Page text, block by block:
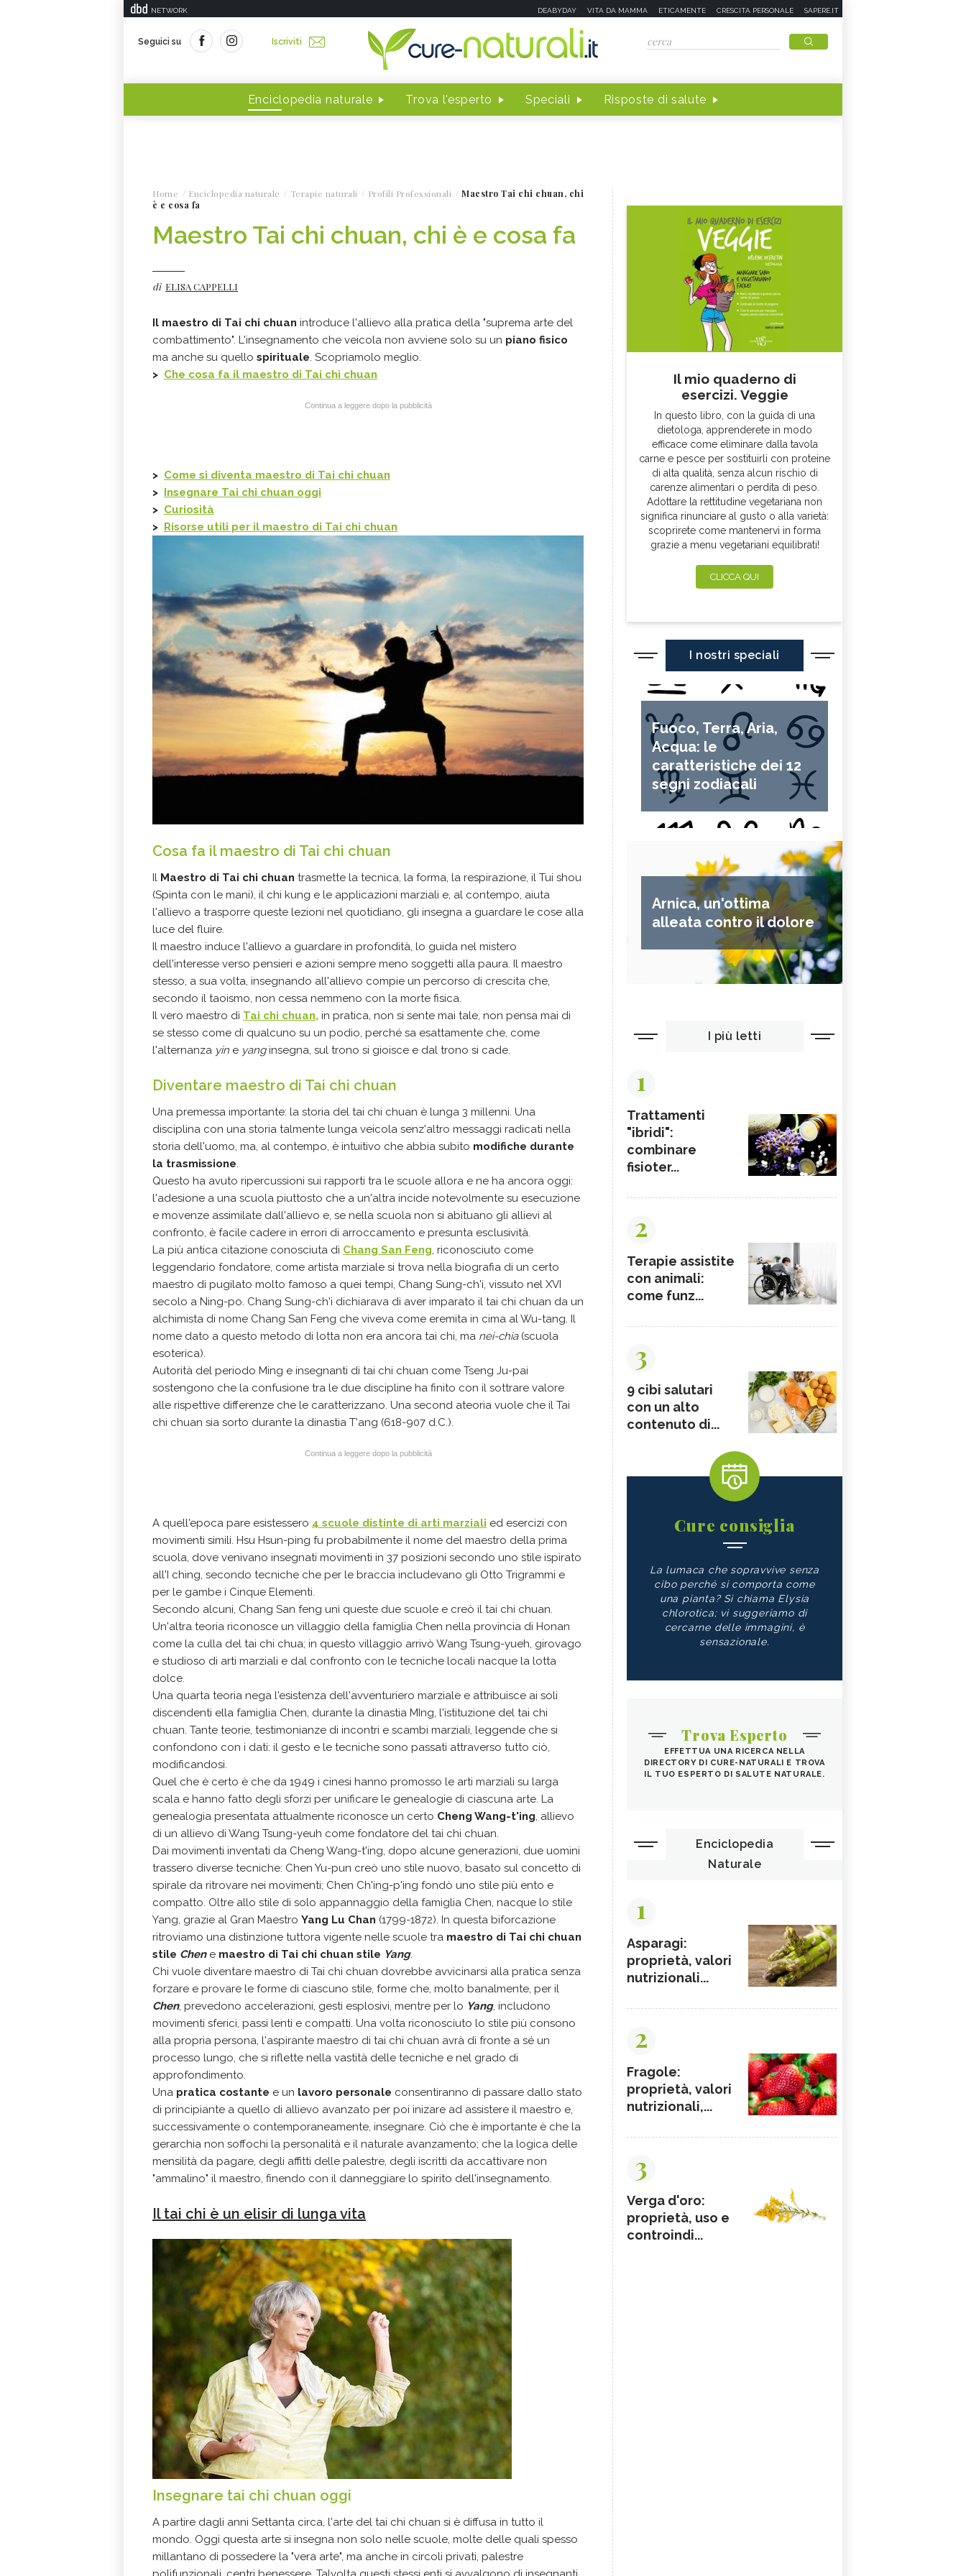
NETWORK DEABYDAY VITA DA MAMMA ETICAMENTE CRESCITA PERSONALE SAPERE.IT
Seguici su Iscriviti
Enciclopedia naturale Trova l'esperto Speciali Risposte di salute
Home Enciclopedia naturale Terapie naturali Profili Professionali
Maestro Tai chi chuan, chi
è e cosa fa
Maestro Tai chi chuan, chi è e cosa fa
di ELISA CAPPELLI
Il maestro di Tai chi chuan introduce l'allievo alla pratica della "suprema arte del
combattimento". L'insegnamento che veicola non avviene solo su un piano fisico
ma anche su quello spirituale. Scopriamolo meglio.
> Che cosa fa il maestro di Tai chi chuan
Continua a leggere dopo la pubblicità
> Come si diventa maestro di Tai chi chuan
> Insegnare Tai chi chuan oggi
> Curiosità
> Risorse utili per il maestro di Tai chi chuan
Cosa fa il maestro di Tai chi chuan
Il Maestro di Tai chi chuan trasmette la tecnica, la forma, la respirazione, il Tui shou
(Spinta con le mani), il chi kung e le applicazioni marziali e, al contempo, aiuta
l'allievo a trasporre queste lezioni nel quotidiano, gli insegna a guardare le cose alla
luce del fluire.
Il maestro induce l'allievo a guardare in profondità, lo guida nel mistero
dell'interesse verso pensieri e azioni sempre meno soggetti alla paura. Il maestro
stesso, a sua volta, insegnando all'allievo compie un percorso di crescita che,
secondo il taoismo, non cessa nemmeno con la morte fisica.
Il vero maestro di Tai chi chuan, in pratica, non si sente mai tale, non pensa mai di
se stesso come di qualcuno su un podio, perché sa esattamente che, come
l'alternanza yin e yanginsegna, sul trono si gioisce e dal trono si cade.
Diventare maestro di Tai chi chuan
Una premessa importante: la storia del tai chi chuan è lunga 3 millenni. Una
disciplina con una storia talmente lunga veicola senz'altro messaggi radicati nella
storia dell'uomo, ma, al contempo, è intuitivo che abbia subito modifiche durante
la trasmissione.
Questo ha avuto ripercussioni sui rapporti tra le scuole allora e ne ha ancora oggi:
l'adesione a una scuola piuttosto che a un'altra incide notevolmente su esecuzione
e movenze assimilate dall'allievo e, se nella scuola non si abituano gli allievi al
confronto, è facile cadere in errori di arroccamento e presunta esclusività.
La più antica citazione conosciuta di Chang San Feng, riconosciuto come
leggendario fondatore, come artista marziale si trova nella biografia di un certo
maestro di pugilato molto famoso a quei tempi, Chang Sung-ch'i, vissuto nel XVI
secolo a Ning-po. Chang Sung-ch'i dichiarava di aver imparato il tai chi chuan da un
alchimista di nome Chang San Feng che viveva come eremita in cima al Wu-tang. Il
nome dato a questo metodo di lotta non era ancora tai chi, ma nei-chia(scuola
esoterica).
Autorità del periodo Ming e insegnanti di tai chi chuan come Tseng Ju-pai
sostengono che la confusione tra le due discipline ha finito con il sottrare valore
alle rispettive differenze che le caratterizzano. Una second ateoria vuole che il Tai
chi chuan sia sorto durante la dinastia T'ang (618-907 d.C.).
Continua a leggere dopo la pubblicità
A quell'epoca pare esistessero 4 scuole distinte di arti marziali ed esercizi con
movimenti simili. Hsu Hsun-ping fu probabilmente il nome del maestro della prima
scuola, dove venivano insegnati movimenti in 37 posizioni secondo uno stile ispirato
all'I ching, secondo tecniche che per le braccia includevano gli Otto Trigrammi e
per le gambe i Cinque Elementi.
Secondo alcuni, Chang San feng unì queste due scuole e creò il tai chi chuan.
Un'altra teoria riconosce un villaggio della famiglia Chen nella provincia di Honan
come la culla del tai chi chua; in questo villaggio arrivò Wang Tsung-yueh, girovago
e studioso di arti marziali e dal confronto con le tecniche locali nacque la lotta
dolce.
Una quarta teoria nega l'esistenza dell'avventuriero marziale e attribuisce ai soli
discendenti ella famiglia Chen, durante la dinastia MIng, l'istituzione del tai chi
chuan. Tante teorie, testimonianze di incontri e scambi marziali, leggende che si
confondono con i dati: il gesto e le tecniche sono passati attraverso tutto ciò,
modificandosi.
Quel che è certo è che da 1949 i cinesi hanno promosso le arti marziali su larga
scala e hanno fatto degli sforzi per unificare le genealogie di ciascuna arte. La
genealogia presentata attualmente riconosce un certo Cheng Wang-t'ing, allievo
di un allievo di Wang Tsung-yeuh come fondatore del tai chi chuan.
Dai movimenti inventati da Cheng Wang-t'ing, dopo alcune generazioni, due uomini
trassero diverse tecniche: Chen Yu-pun creò uno stile nuovo, basato sul concetto di
spirale da ritrovare nei movimenti; Chen Ch'ing-p'ing fondò uno stile più ento e
compatto. Oltre allo stile di solo appannaggio della famiglia Chen, nacque lo stile
Yang, grazie al Gran Maestro Yang Lu Chan (1799-1872). In questa biforcazione
ritroviamo una distinzione tuttora vigente nelle scuole tra maestro di Tai chi chuan
stile Chene maestro di Tai chi chuan stile Yang.
Chi vuole diventare maestro di Tai chi chuan dovrebbe avvicinarsi alla pratica senza
forzare e provare le forme di ciascuno stile, forme che, molto banalmente, per il
Chen, prevedono accelerazioni, gesti esplosivi, mentre per lo Yang, includono
movimenti sferici, passi lenti e compatti. Una volta riconosciuto lo stile più consono
alla propria persona, l'aspirante maestro di tai chi chuan avrà di fronte a sé un
processo lungo, che si riflette nella vastità delle tecniche e nel grado di
approfondimento.
Una pratica costante e un lavoro personale consentiranno di passare dallo stato
di principiante a quello di allievo avanzato per poi inizare ad assistere il maestro e,
successivamente o contemporaneamente, insegnare. Ciò che è importante è che la
gerarchia non soffochi la personalità e il naturale avanzamento; che la logica delle
mensilità da pagare, degli affitti delle palestre, degli iscritti da accattivare non
"ammalino" il maestro, finendo con il danneggiare lo spirito dell'insegnamento.
Il tai chi è un elisir di lunga vita
Insegnare tai chi chuan oggi
A partire dagli anni Settanta circa, l'arte del tai chi chuan si è diffusa in tutto il
mondo. Oggi questa arte si insegna non solo nelle scuole, molte delle quali spesso
millantano di possedere la "vera arte", ma anche in circoli privati, palestre
Il mio quaderno di
esercizi. Veggie
In questo libro, con la guida di una
dietologa, apprenderete in modo
efficace come eliminare dalla tavola
carne e pesce per sostituirli con proteine
di alta qualità, senza alcun rischio di
carenze alimentari o perdita di peso.
Adottare la rettitudine vegetariana non
significa rinunciare al gusto o alla varietà:
scoprirete come mantenervi in forma
grazie a menu vegetariani equilibrati!
CLICCA QUI
I nostri speciali
Fuoco, Terra, Aria,
Acqua: le
caratteristiche dei 12
segni zodiacali
Arnica, un'ottima
alleata contro il dolore
I più letti
1
Trattamenti
"ibridi":
combinare
fisioter...
2
Terapie assistite
con animali:
come funz...
3
9 cibi salutari
con un alto
contenuto di...
Cure consiglia
La lumaca che sopravvive senza
cibo perché si comporta come
una pianta? Si chiama Elysia
chlorotica; vi suggeriamo di
cercarne delle immagini, è
sensazionale.
Trova Esperto
EFFETTUA UNA RICERCA NELLA
DIRECTORY DI CURE-NATURALI E TROVA
IL TUO ESPERTO DI SALUTE NATURALE.
Enciclopedia
Naturale
1
Asparagi:
proprietà, valori
nutrizionali...
2
Fragole:
proprietà, valori
nutrizionali,...
3
Verga d'oro:
proprietà, uso e
controindi...